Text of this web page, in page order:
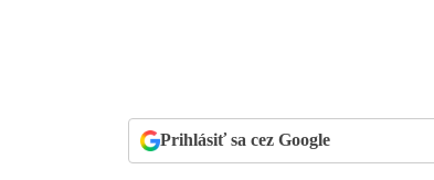
Prihlásiť sa cez Google